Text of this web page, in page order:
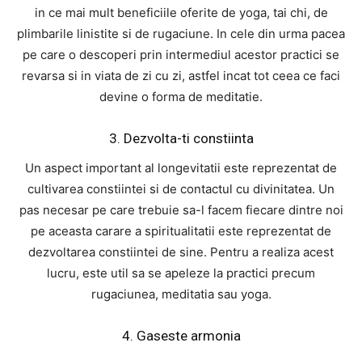
in ce mai mult beneficiile oferite de yoga, tai chi, de
plimbarile linistite si de rugaciune. In cele din urma pacea
pe care o descoperi prin intermediul acestor practici se
revarsa si in viata de zi cu zi, astfel incat tot ceea ce faci
devine o forma de meditatie.
3. Dezvolta-ti constiinta
Un aspect important al longevitatii este reprezentat de
cultivarea constiintei si de contactul cu divinitatea. Un
pas necesar pe care trebuie sa-l facem fiecare dintre noi
pe aceasta carare a spiritualitatii este reprezentat de
dezvoltarea constiintei de sine. Pentru a realiza acest
lucru, este util sa se apeleze la practici precum
rugaciunea, meditatia sau yoga.
4. Gaseste armonia